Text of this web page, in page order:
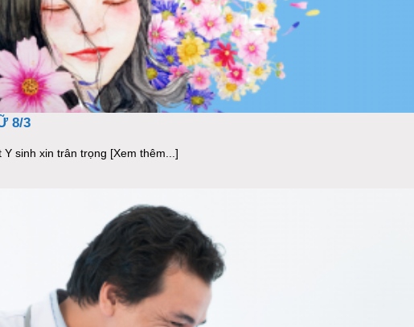
8/3
sinh xin trân trọng [Xem thêm...]